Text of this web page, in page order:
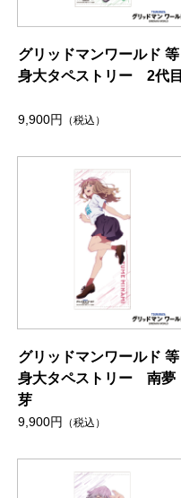
グリッドマンワールド 等
身大タペストリー 2代目
9,900円 （税込）
グリッドマンワールド 等
身大タペストリー 南夢
芽
9,900円 （税込）